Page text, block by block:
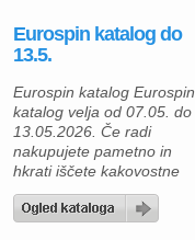
Tokratni katalog »Pametni
nakup« prinaša številne
izdelke za vsakodnevno
kuhanje, piknike in sladke
trenutke, vse po zelo
dostopnih cenah. Med
najbolj zanimivimi izdelki
so začinjene piščančje
perutničke v večjem
pakiranju […]
Eurospin katalog do
13.5.
Eurospin katalog Eurospin
katalog velja od 07.05. do
13.05.2026. Če radi
nakupujete pametno in
hkrati iščete kakovostne
izdelke po ugodnih cenah,
vas bo nova ponudba